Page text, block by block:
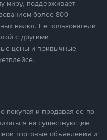
миру, поддерживает
более 800
валют. Ее пользователи
с другими
цены и привычные
покупая и продавая ее по
на существующие
торговые объявления и